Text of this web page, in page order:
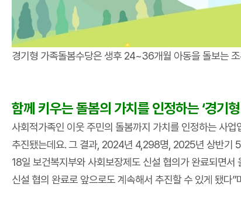
경기형 가족돌봄수당은 생후 24~36개월 아동을 돌보는
함께 키우는 돌봄의 가치를 인정하는 ‘경기
사회적가족인 이웃 주민의 돌봄까지 가치를 인정하는 사
추진됐는데요. 그 결과, 2024년 4,298명, 2025년 상반기
18일 보건복지부와 사회보장제도 신설 협의가 완료되면
신설 협의 완료로 앞으로도 계속해서 추진할 수 있게 됐다